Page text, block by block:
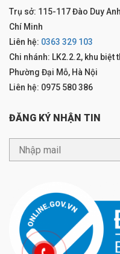
Trụ sở: 115-117 Đào Duy
Chí Minh
Liên hệ: 0363 329 103
Chi nhánh: LK2.2.2, khu
Phường Đại Mỗ, Hà Nội
Liên hệ: 0975 580 386
ĐĂNG KÝ NHẬN TIN